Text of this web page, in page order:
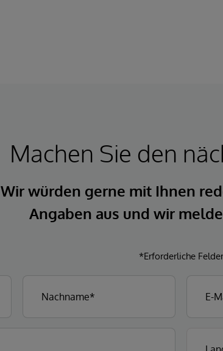
Machen Sie den
Wir würden gerne mit Ihnen
Angaben aus und wir
*Erforderliche Felder